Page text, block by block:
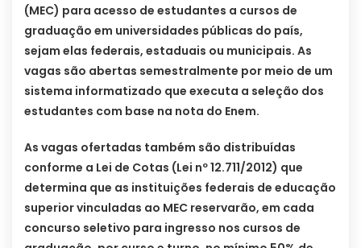
(MEC) para acesso de estudantes a cursos de
graduação em universidades públicas do país,
sejam elas federais, estaduais ou municipais. As
vagas são abertas semestralmente por meio de um
sistema informatizado que executa a seleção dos
estudantes com base na nota do Enem.
As vagas ofertadas também são distribuídas
conforme a Lei de Cotas (Lei nº 12.711/2012) que
determina que as instituições federais de educação
superior vinculadas ao MEC reservarão, em cada
concurso seletivo para ingresso nos cursos de